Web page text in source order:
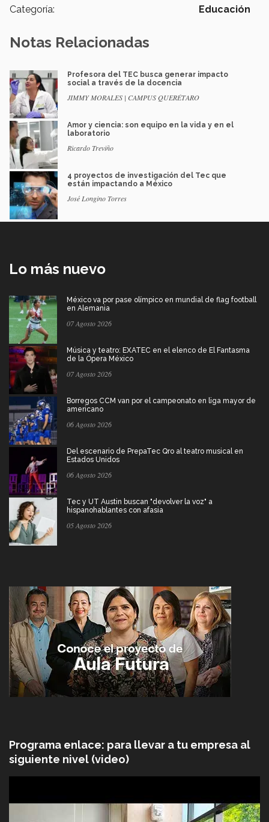
Categoría: Educación
Notas Relacionadas
Profesora del TEC busca generar impacto
social a través de la docencia
JIMMY MORALES | CAMPUS QUERÉTARO
Amor y ciencia: son equipo en la vida y en el
laboratorio
Ricardo Treviño
4 proyectos de investigación del Tec que
están impactando a México
José Longino Torres
Lo más nuevo
México va por pase olímpico en mundial de flag football
en Alemania
07 Agosto 2026
Música y teatro: EXATEC en el elenco de El Fantasma
de la Ópera México
07 Agosto 2026
Borregos CCM van por el campeonato en liga mayor de
americano
06 Agosto 2026
Del escenario de PrepaTec Qro al teatro musical en
Estados Unidos
06 Agosto 2026
Tec y UT Austin buscan "devolver la voz" a
hispanohablantes con afasia
05 Agosto 2026
Programa enlace: para llevar a tu empresa al
siguiente nivel (video)